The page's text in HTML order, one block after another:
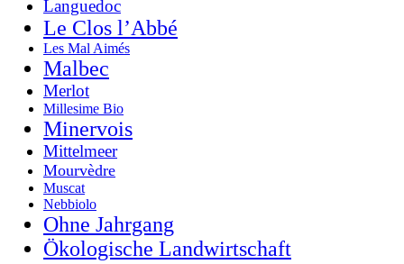
Languedoc
Le Clos l’Abbé
Les Mal Aimés
Malbec
Merlot
Millesime Bio
Minervois
Mittelmeer
Mourvèdre
Muscat
Nebbiolo
Ohne Jahrgang
Ökologische Landwirtschaft